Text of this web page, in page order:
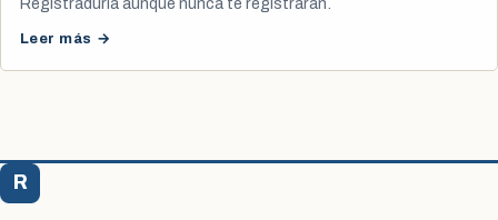
Leer más →
R